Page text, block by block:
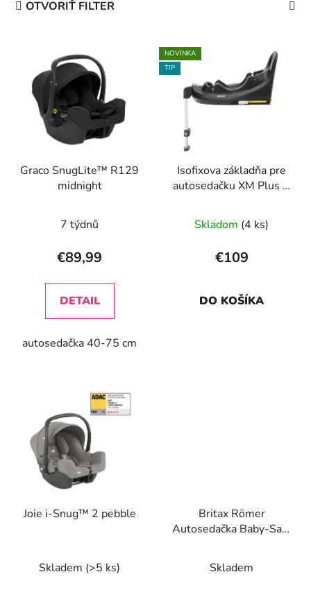
OTVORIŤ FILTER
Graco SnugLite™ R129
midnight
7 týdnů
€89,99
DETAIL
autosedačka 40-75 cm
NOVINKA
TIP
Isofixova základňa pre
autosedačku XM Plus i-
Skladom (4 ks)
€109
DO KOŠÍKA
Joie i-Snug™ 2 pebble
Skladem (>5 ks)
Britax Römer
Autosedačka Baby-Safe
Skladem